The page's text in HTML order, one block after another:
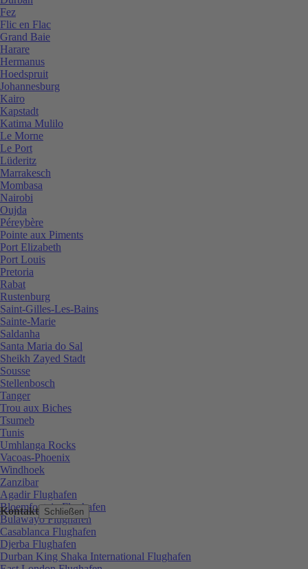
Kontakt Schließen
Fez
Flic en Flac
Grand Baie
Harare
Hermanus
Hoedspruit
Johannesburg
Kairo
Kapstadt
Katima Mulilo
Le Morne
Le Port
Lüderitz
Marrakesch
Mombasa
Nairobi
Oujda
Péreybère
Pointe aux Piments
Port Elizabeth
Port Louis
Pretoria
Rabat
Rustenburg
Saint-Gilles-Les-Bains
Sainte-Marie
Saldanha
Santa Maria do Sal
Sheikh Zayed Stadt
Sousse
Stellenbosch
Tanger
Trou aux Biches
Tsumeb
Tunis
Umhlanga Rocks
Vacoas-Phoenix
Windhoek
Zanzibar
Agadir Flughafen
Bloemfontein Flughafen
Bulawayo Flughafen
Casablanca Flughafen
Djerba Flughafen
Durban King Shaka International Flughafen